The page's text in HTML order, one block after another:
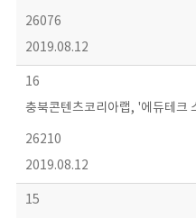
26076
2019.08.12
16
충북콘텐츠코리아랩, '에듀테크
26210
2019.08.12
15